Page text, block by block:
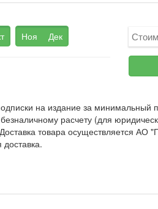
Ноя Дек
на издание за минимальный
расчету (для
товара осуществляется АО